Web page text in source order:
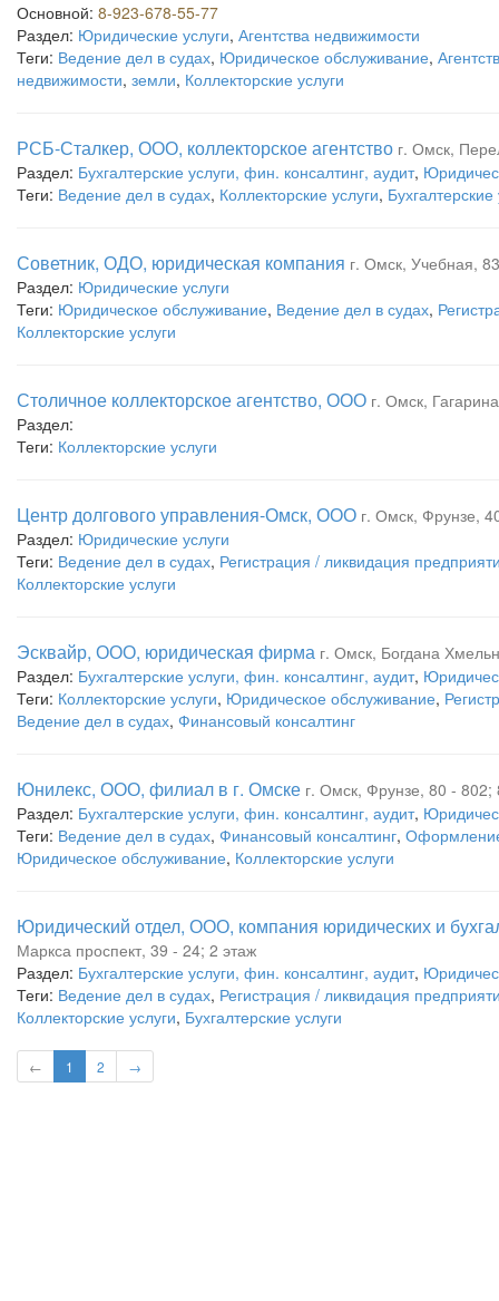
Основной: 8-923-678-55-77
Раздел: Юридические услуги, Агентства недвижимости
Теги: Ведение дел в судах, Юридическое обслуживание,
недвижимости, земли, Коллекторские услуги
РСБ-Сталкер, ООО, коллекторское агентство г. Омск,
Раздел: Бухгалтерские услуги, фин. консалтинг, аудит,
Теги: Ведение дел в судах, Коллекторские услуги, Бухгалтерские
Советник, ОДО, юридическая компания г. Омск, Учебная,
Раздел: Юридические услуги
Теги: Юридическое обслуживание, Ведение дел в судах,
Коллекторские услуги
Столичное коллекторское агентство, ООО г. Омск,
Раздел:
Теги: Коллекторские услуги
Центр долгового управления-Омск, ООО г. Омск, Фрунзе,
Раздел: Юридические услуги
Теги: Ведение дел в судах, Регистрация / ликвидация
Коллекторские услуги
Эсквайр, ООО, юридическая фирма г. Омск, Богдана
Раздел: Бухгалтерские услуги, фин. консалтинг, аудит,
Теги: Коллекторские услуги, Юридическое обслуживание,
Ведение дел в судах, Финансовый консалтинг
Юнилекс, ООО, филиал в г. Омске г. Омск, Фрунзе, 80 -
Раздел: Бухгалтерские услуги, фин. консалтинг, аудит,
Теги: Ведение дел в судах, Финансовый консалтинг,
Юридическое обслуживание, Коллекторские услуги
Юридический отдел, ООО, компания юридических и
Маркса проспект, 39 - 24; 2 этаж
Раздел: Бухгалтерские услуги, фин. консалтинг, аудит,
Теги: Ведение дел в судах, Регистрация / ликвидация
Коллекторские услуги, Бухгалтерские услуги
← 1 2 →